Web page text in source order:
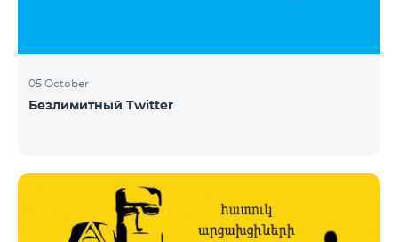
05 October
Безлимитный Twitter